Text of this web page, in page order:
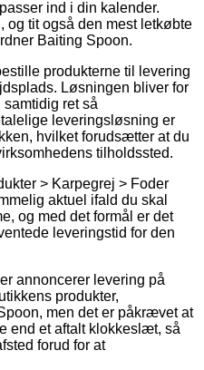
ind i din kalender.
og tit også den mest letkøbte
Baiting Spoon.
produkterne til levering
Løsningen bliver for
samtidig ret så
leveringsløsning er
hvilket forudsætter at du
tilholdssted.
> Karpegrej > Foder
aktuel ifald du skal
og med det formål er det
leveringstid for den
annoncerer levering på
produkter,
men det er påkrævet at
end et aftalt klokkeslæt, så
forud for at